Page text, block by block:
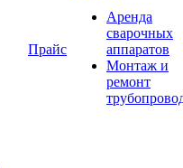
Прайс
Аренда
сварочных
аппаратов
Монтаж и
ремонт